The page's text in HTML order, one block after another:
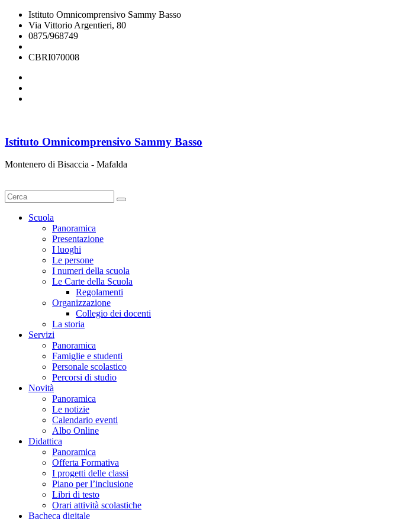
Istituto Omnicomprensivo Sammy Basso
Via Vittorio Argentieri, 80
0875/968749
CBRI070008
Istituto Omnicomprensivo Sammy Basso
Montenero di Bisaccia - Mafalda
Scuola
Panoramica
Presentazione
I luoghi
Le persone
I numeri della scuola
Le Carte della Scuola
Regolamenti
Organizzazione
Collegio dei docenti
La storia
Servizi
Panoramica
Famiglie e studenti
Personale scolastico
Percorsi di studio
Novità
Panoramica
Le notizie
Calendario eventi
Albo Online
Didattica
Panoramica
Offerta Formativa
I progetti delle classi
Piano per l’inclusione
Libri di testo
Orari attività scolastiche
Bacheca digitale